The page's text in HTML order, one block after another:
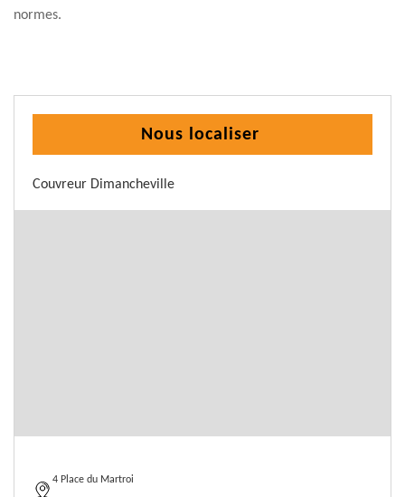
normes.
Nous localiser
Couvreur Dimancheville
4 Place du Martroi